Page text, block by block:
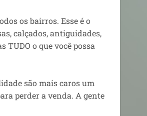
os bairros. Esse é o
calçados, antiguidades,
TUDO o que você possa
são mais caros um
perder a venda. A gente